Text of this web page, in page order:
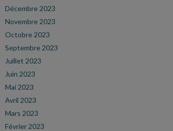
Décembre 2023
Novembre 2023
Octobre 2023
Septembre 2023
Juillet 2023
Juin 2023
Mai 2023
Avril 2023
Mars 2023
Février 2023